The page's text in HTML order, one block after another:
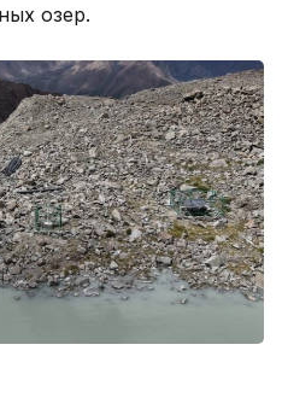
озер.